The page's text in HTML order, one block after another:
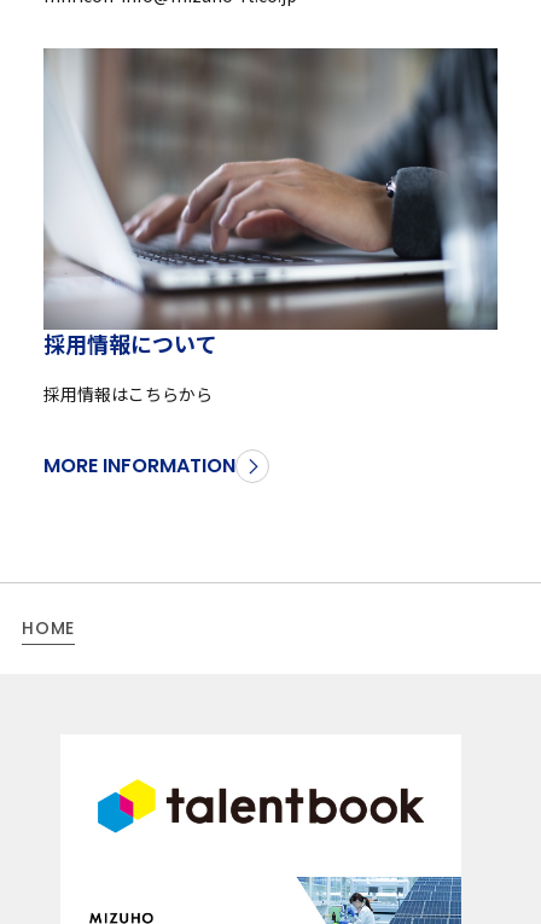
採用情報について
採用情報はこちらから
MORE INFORMATION
HOME